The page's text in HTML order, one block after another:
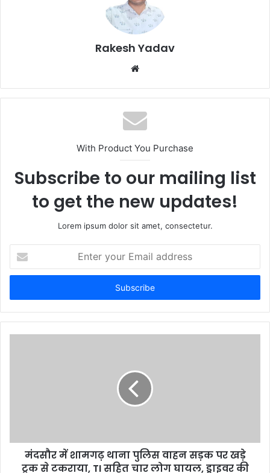
Rakesh Yadav
b
s
i
e
With Product You Purchase
Subscribe to our mailing list
to get the new updates!
Lorem ipsum dolor sit amet, consectetur.
t
r
y
मंदसौर में शामगढ़ थाना पुलिस वाहन सड़क पर खड़े
ट्रक से टकराया, TI सहित चार लोग घायल, ड्राइवर की